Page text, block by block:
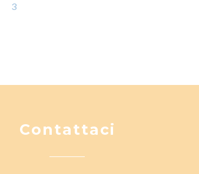
3
Contattaci